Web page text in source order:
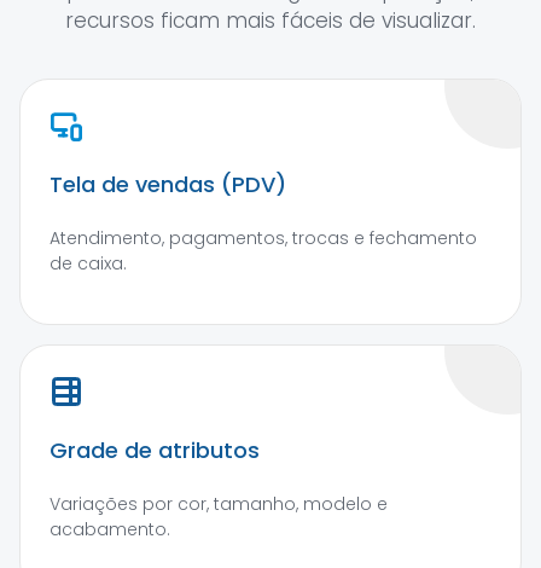
recursos ficam mais fáceis de visualizar.
Tela de vendas (PDV)
Atendimento, pagamentos, trocas e fechamento
de caixa.
Grade de atributos
Variações por cor, tamanho, modelo e
acabamento.